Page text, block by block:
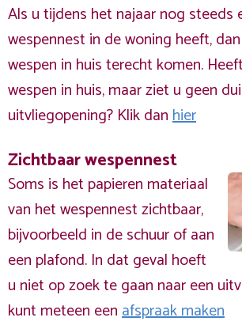
Als u tijdens het najaar nog steeds
wespennest in de woning heeft,
wespen in huis terecht komen.
wespen in huis, maar ziet u geen
uitvliegopening? Klik danhier
Zichtbaar wespennest
Soms is het papieren materiaal
van het wespennest zichtbaar,
bijvoorbeeld in de schuur of aan
een plafond. In dat geval hoeft
u niet op zoek te gaan naar een
kunt meteen eenafspraak maken